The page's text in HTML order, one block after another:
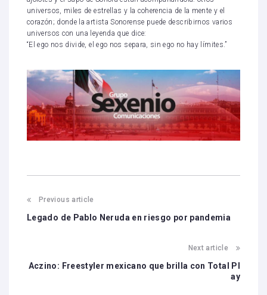
universos, miles de estrellas y la coherencia de la mente y el
corazón; donde la artista Sonorense puede describirnos varios
universos con una leyenda que dice:
“El ego nos divide, el ego nos separa, sin ego no hay límites.”
Previous article
Legado de Pablo Neruda en riesgo por pandemia
Next article
Aczino: Freestyler mexicano que brilla con Total Pl
ay